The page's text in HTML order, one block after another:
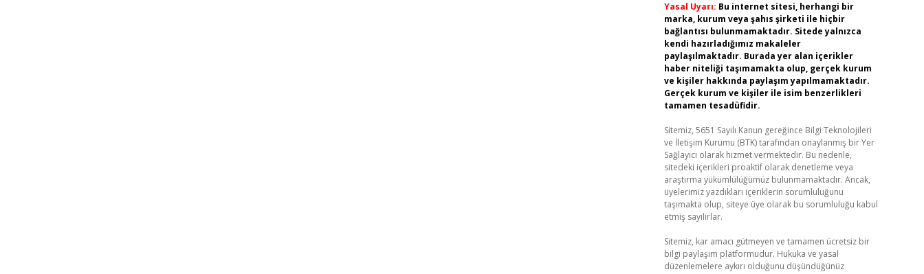
Yasal Uyarı: Bu internet sitesi, herhangi bir
marka, kurum veya şahıs şirketi ile hiçbir
bağlantısı bulunmamaktadır. Sitede yalnızca
kendi hazırladığımız makaleler
paylaşılmaktadır. Burada yer alan içerikler
haber niteliği taşımamakta olup, gerçek kurum
ve kişiler hakkında paylaşım yapılmamaktadır.
Gerçek kurum ve kişiler ile isim benzerlikleri
tamamen tesadüfidir.
Sitemiz, 5651 Sayılı Kanun gereğince Bilgi Teknolojileri
ve İletişim Kurumu (BTK) tarafından onaylanmış bir Yer
Sağlayıcı olarak hizmet vermektedir. Bu nedenle,
sitedeki içerikleri proaktif olarak denetleme veya
araştırma yükümlülüğümüz bulunmamaktadır. Ancak,
üyelerimiz yazdıkları içeriklerin sorumluluğunu
taşımakta olup, siteye üye olarak bu sorumluluğu kabul
etmiş sayılırlar.
Sitemiz, kar amacı gütmeyen ve tamamen ücretsiz bir
bilgi paylaşım platformudur. Hukuka ve yasal
düzenlemelere aykırı olduğunu düşündüğünüz